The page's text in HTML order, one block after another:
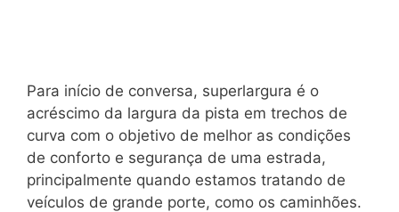
Para início de conversa, superlargura é o
acréscimo da largura da pista em trechos de
curva com o objetivo de melhor as condições
de conforto e segurança de uma estrada,
principalmente quando estamos tratando de
veículos de grande porte, como os caminhões.